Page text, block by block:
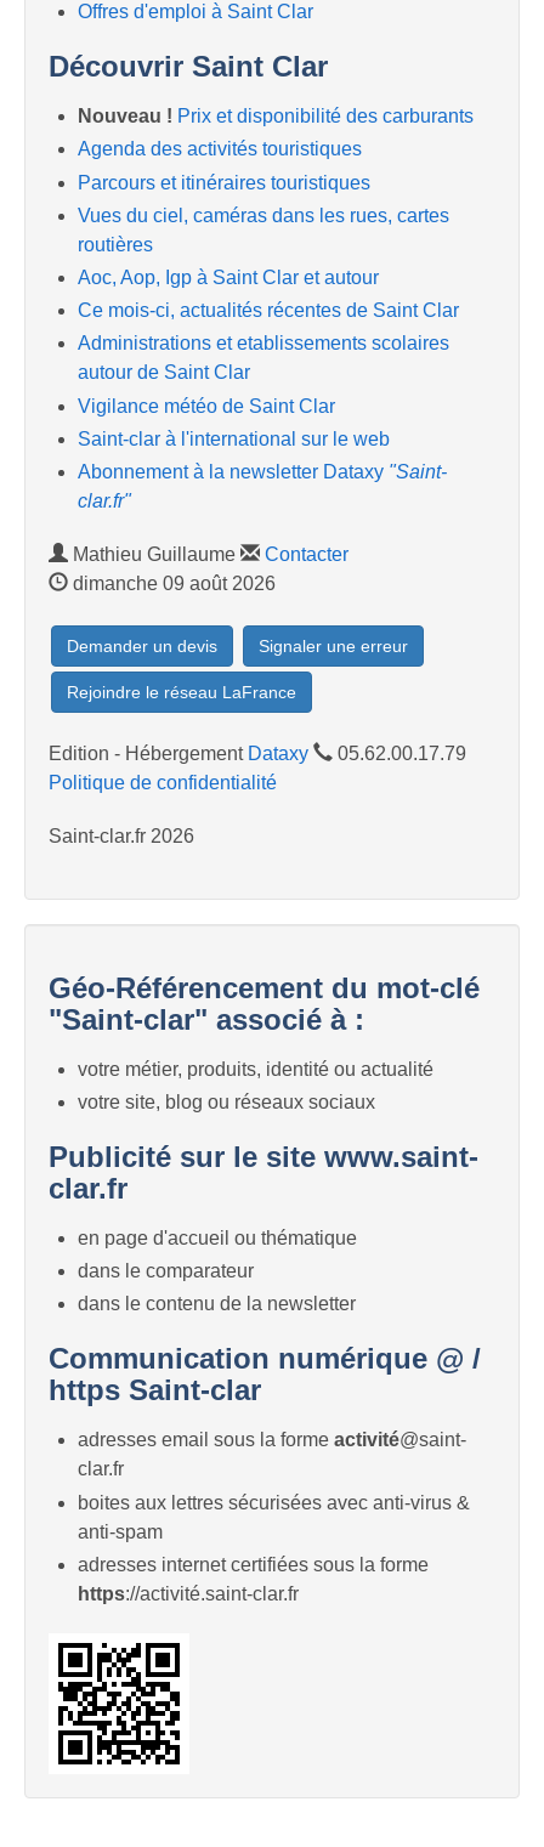
Offres d'emploi à Saint Clar
Découvrir Saint Clar
Nouveau ! Prix et disponibilité des carburants
Agenda des activités touristiques
Parcours et itinéraires touristiques
Vues du ciel, caméras dans les rues, cartes
routières
Aoc, Aop, Igp à Saint Clar et autour
Ce mois-ci, actualités récentes de Saint Clar
Administrations et etablissements scolaires
autour de Saint Clar
Vigilance météo de Saint Clar
Saint-clar à l'international sur le web
Abonnement à la newsletter Dataxy "Saint-
clar.fr"
Mathieu Guillaume
Contacter
dimanche 09 août 2026
Demander un devis Signaler une erreur
Rejoindre le réseau LaFrance
Edition - Hébergement Dataxy
05.62.00.17.79
Politique de confidentialité
Saint-clar.fr 2026
Géo-Référencement du mot-clé
"Saint-clar" associé à :
votre métier, produits, identité ou actualité
votre site, blog ou réseaux sociaux
Publicité sur le site www.saint-
clar.fr
en page d'accueil ou thématique
dans le comparateur
dans le contenu de la newsletter
Communication numérique @ /
https Saint-clar
adresses email sous la forme activité@saint-
clar.fr
boites aux lettres sécurisées avec anti-virus &
anti-spam
adresses internet certifiées sous la forme
https://activité.saint-clar.fr